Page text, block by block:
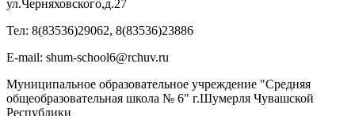
ул.Черняховского,д.27
Тел: 8(83536)29062, 8(83536)23886
Е-mail: shum-school6@rchuv.ru
Муниципальное образовательное учреждение "Средняя
общеобразовательная школа № 6" г.Шумерля Чувашской
Республики